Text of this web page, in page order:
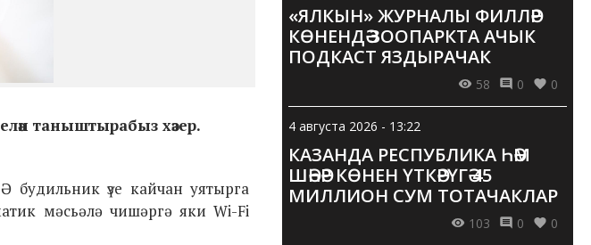
таныштырабыз хәзер.
будильник үзе кайчан уятырга
мәсьәлә чишәргә яки Wi-Fi
«ЯЛКЫН» ЖУРНАЛЫ ФИЛЛӘР
КӨНЕНДӘ ЗООПАРКТА АЧЫК
ПОДКАСТ ЯЗДЫРАЧАК
58 0 0
4 августа 2026 - 13:22
КАЗАНДА РЕСПУБЛИКА ҺӘМ
ШӘҺӘР КӨНЕН ҮТКӘРҮГӘ 45
МИЛЛИОН СУМ ТОТАЧАКЛАР
103 0 0